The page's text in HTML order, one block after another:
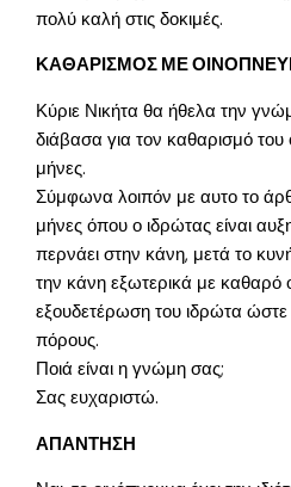
πολύ καλή στις δοκιμές.
ΚΑΘΑΡΙΣΜΟΣ ΜΕ
Κύριε Νικήτα θα ήθελα την
διάβασα για τον καθαρισμό
μήνες.
Σύμφωνα λοιπόν με αυτο το
μήνες όπου ο ιδρώτας είναι
περνάει στην κάνη, μετά το
την κάνη εξωτερικά με καθαρό
εξουδετέρωση του ιδρώτα
πόρους.
Ποιά είναι η γνώμη σας;
Σας ευχαριστώ.
ΑΠΑΝΤΗΣΗ